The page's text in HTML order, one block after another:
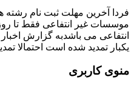
یکبار تمدید شده است احتمالا
منوی کاربری